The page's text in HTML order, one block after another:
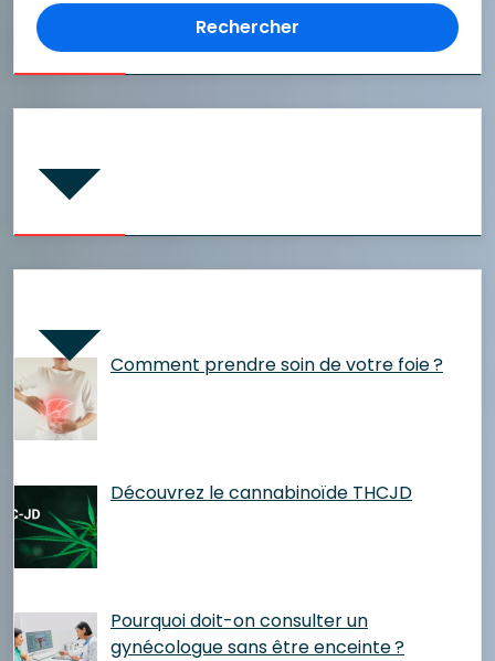
Comment prendre soin de votre foie ?
Découvrez le cannabinoïde THCJD
Pourquoi doit-on consulter un
gynécologue sans être enceinte ?